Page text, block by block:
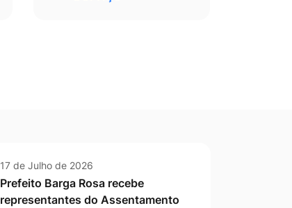
17 de Julho de 2026
Prefeito Barga Rosa recebe
representantes do Assentamento